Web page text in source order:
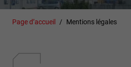
Page d’accueil Mentions légales